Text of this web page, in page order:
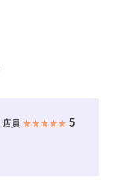
店員 ★★★★★5